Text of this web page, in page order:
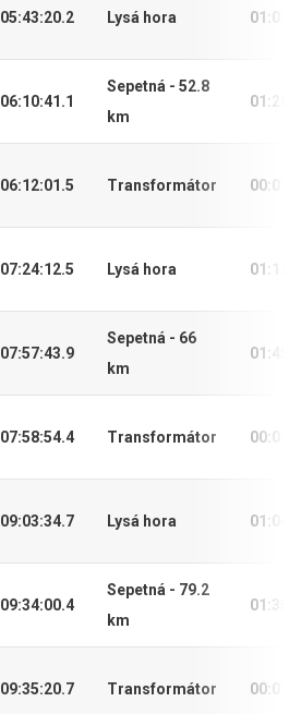
05:43:20.2 Lysá hora
06:10:41.1
Sepetná - 52.8
km
06:12:01.5 Transformátor
07:24:12.5 Lysá hora
07:57:43.9
Sepetná - 66
km
07:58:54.4 Transformátor
09:03:34.7 Lysá hora
09:34:00.4
Sepetná - 79.2
km
09:35:20.7 Transformátor